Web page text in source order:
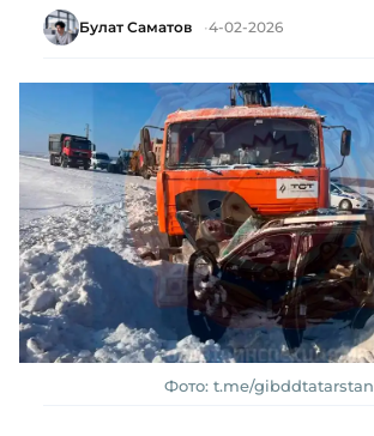
Булат Саматов 4-02-2026
Фото: t.me/gibddtatarstan